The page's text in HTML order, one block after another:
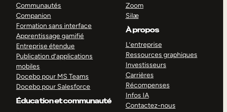
Communautés
Companion
Formation sans interface
Apprentissage gamifié
Entreprise étendue
Publication d’applications
mobiles
Docebo pour MS Teams
Docebo pour Salesforce
Éducation et communauté
Zoom
Silæ
À propos
L’entreprise
Ressources graphiques
Investisseurs
Carrières
Récompenses
Infos IA
Contactez-nous